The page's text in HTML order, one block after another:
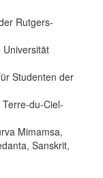
Rutgers-
Universität
Studenten der
du-Ciel-
Mimamsa,
Sanskrit,